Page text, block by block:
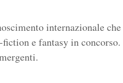
internazionale che
e fantasy in concorso.